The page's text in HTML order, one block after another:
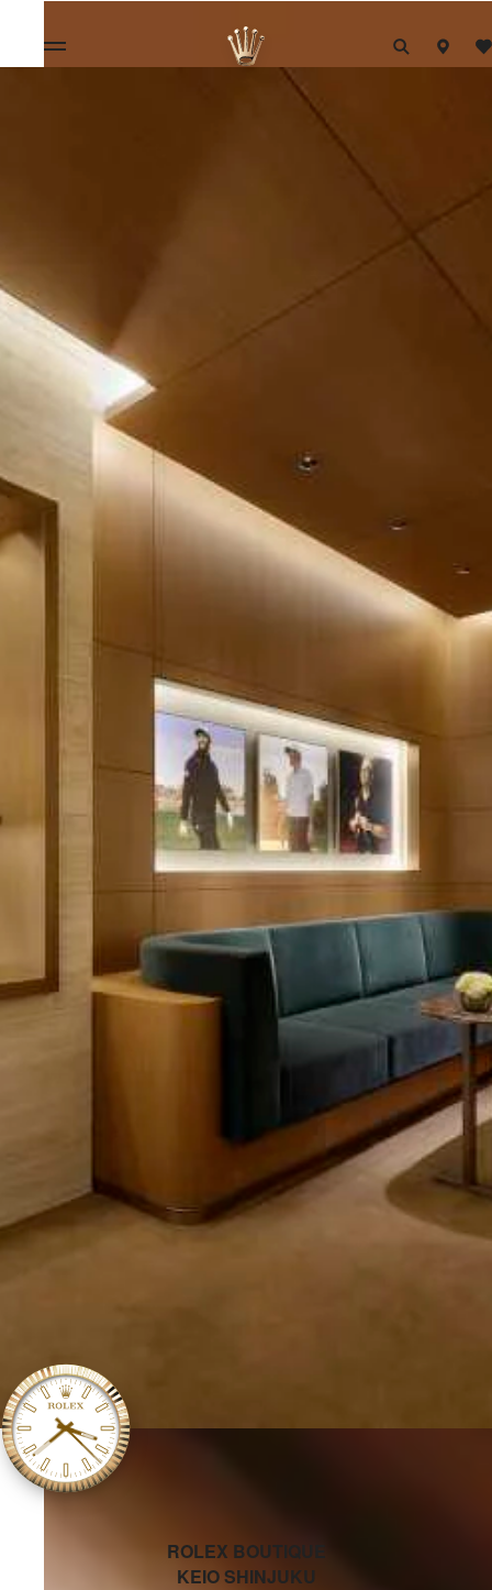
‭ROLEX BOUTIQUE
KEIO SHINJUKU‬